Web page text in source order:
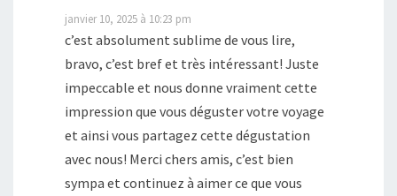
janvier 10, 2025 à 10:23 pm
c’est absolument sublime de vous lire,
bravo, c’est bref et très intéressant! Juste
impeccable et nous donne vraiment cette
impression que vous déguster votre voyage
et ainsi vous partagez cette dégustation
avec nous! Merci chers amis, c’est bien
sympa et continuez à aimer ce que vous